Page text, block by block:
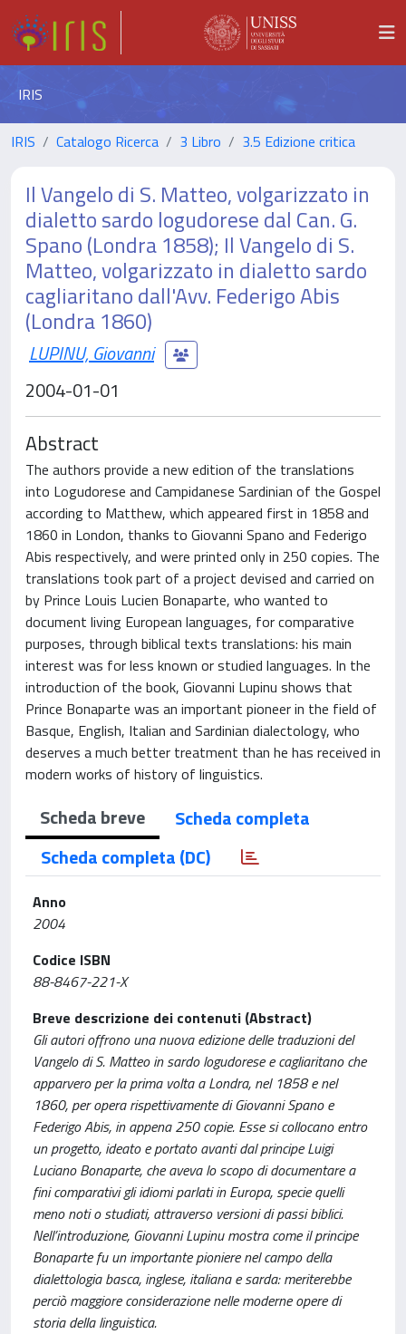
IRIS
IRIS Catalogo Ricerca 3 Libro 3.5 Edizione critica
Il Vangelo di S. Matteo, volgarizzato in
dialetto sardo logudorese dal Can. G.
Spano (Londra 1858); Il Vangelo di S.
Matteo, volgarizzato in dialetto sardo
cagliaritano dall'Avv. Federigo Abis
(Londra 1860)
LUPINU, Giovanni
2004-01-01
Abstract
The authors provide a new edition of the translations
into Logudorese and Campidanese Sardinian of the Gospel
according to Matthew, which appeared first in 1858 and
1860 in London, thanks to Giovanni Spano and Federigo
Abis respectively, and were printed only in 250 copies. The
translations took part of a project devised and carried on
by Prince Louis Lucien Bonaparte, who wanted to
document living European languages, for comparative
purposes, through biblical texts translations: his main
interest was for less known or studied languages. In the
introduction of the book, Giovanni Lupinu shows that
Prince Bonaparte was an important pioneer in the field of
Basque, English, Italian and Sardinian dialectology, who
deserves a much better treatment than he has received in
modern works of history of linguistics.
Scheda breve
Scheda completa
Scheda completa (DC)
Anno
2004
Codice ISBN
88-8467-221-X
Breve descrizione dei contenuti (Abstract)
Gli autori offrono una nuova edizione delle traduzioni del
Vangelo di S. Matteo in sardo logudorese e cagliaritano che
apparvero per la prima volta a Londra, nel 1858 e nel
1860, per opera rispettivamente di Giovanni Spano e
Federigo Abis, in appena 250 copie. Esse si collocano entro
un progetto, ideato e portato avanti dal principe Luigi
Luciano Bonaparte, che aveva lo scopo di documentare a
fini comparativi gli idiomi parlati in Europa, specie quelli
meno noti o studiati, attraverso versioni di passi biblici.
Nell’introduzione, Giovanni Lupinu mostra come il principe
Bonaparte fu un importante pioniere nel campo della
dialettologia basca, inglese, italiana e sarda: meriterebbe
perciò maggiore considerazione nelle moderne opere di
storia della linguistica.